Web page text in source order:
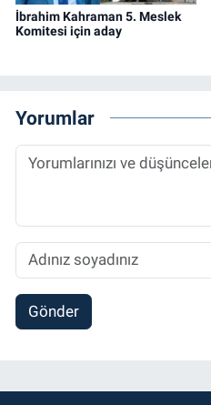
İbrahim Kahraman 5. Meslek
Komitesi için aday
Yorumlar
Gönder